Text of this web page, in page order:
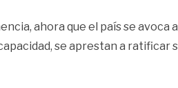
ahora que el país se avoca
se aprestan a ratificar